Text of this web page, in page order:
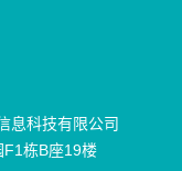
息科技有限公司
F1栋B座19楼